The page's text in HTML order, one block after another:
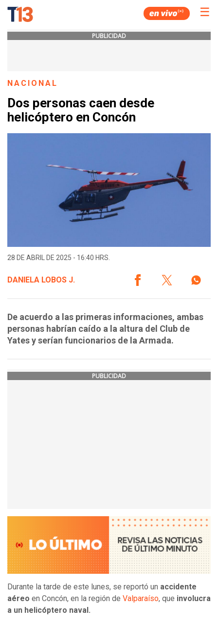
☰
PUBLICIDAD
NACIONAL
Dos personas caen desde
helicóptero en Concón
28 DE ABRIL DE 2025 - 16:40 HRS.
DANIELA LOBOS J.
De acuerdo a las primeras informaciones, ambas
personas habrían caído a la altura del Club de
Yates y serían funcionarios de la Armada.
PUBLICIDAD
Durante la tarde de este lunes, se reportó un accidente
aéreo en Concón, en la región de Valparaíso, que involucra
a un helicóptero naval.